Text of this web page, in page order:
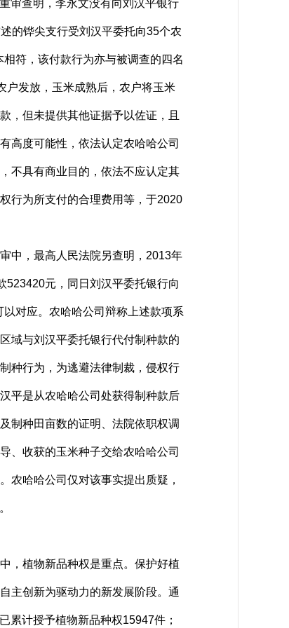
审查明，李永文没有向刘汉平银行
的铧尖支行受刘汉平委托向35个农
符，该付款行为亦与被调查的四名
户发放，玉米成熟后，农户将玉米
，但未提供其他证据予以佐证，且
高度可能性，依法认定农哈哈公司
不具有商业目的，依法不应认定其
行为所支付的合理费用等，于2020
中，最高人民法院另查明，2013年
523420元，同日刘汉平委托银行向
对应。农哈哈公司辩称上述款项系
域与刘汉平委托银行代付制种款的
种行为，为逃避法律制裁，侵权行
平是从农哈哈公司处获得制种款后
制种田亩数的证明、法院依职权调
、收获的玉米种子交给农哈哈公司
农哈哈公司仅对该事实提出质疑，
，植物新品种权是重点。保护好植
主创新为驱动力的新发展阶段。通
累计授予植物新品种权15947件；